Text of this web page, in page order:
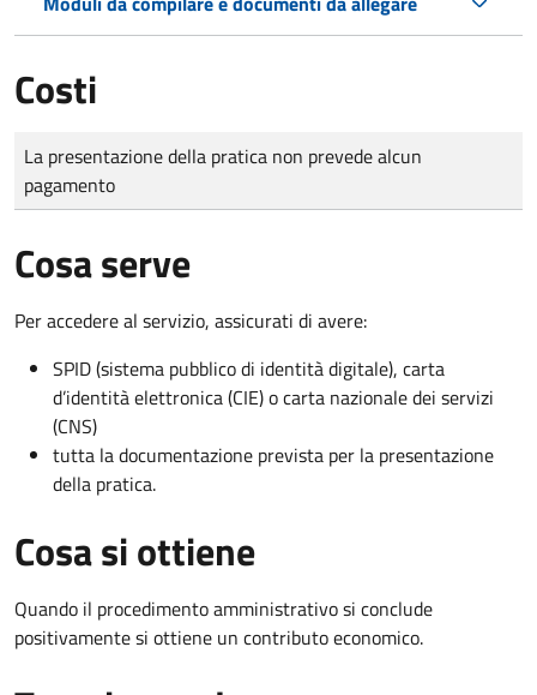
Costi
Tipo di pagamento
Importo
La presentazione della pratica non prevede alcun
pagamento
Cosa serve
Per accedere al servizio, assicurati di avere:
SPID (sistema pubblico di identità digitale), carta
d’identità elettronica (CIE) o carta nazionale dei servizi
(CNS)
tutta la documentazione prevista per la presentazione
della pratica.
Cosa si ottiene
Quando il procedimento amministrativo si conclude
positivamente si ottiene un contributo economico.